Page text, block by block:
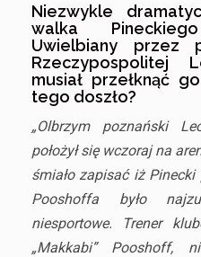
Niezwykle
walka
Uwielbiany przez
Rzeczypospolitej
musiał przełknąć
tego doszło?
„Olbrzym poznański
położył się wczoraj na
śmiało zapisać iż Pinecki
Pooshoffa było
niesportowe. Trener
„Makkabi” Pooshoff,